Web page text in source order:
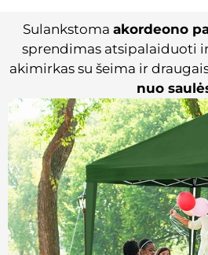
Sulankstoma akordeono
sprendimas atsipalaiduoti
akimirkas su šeima ir
nuo